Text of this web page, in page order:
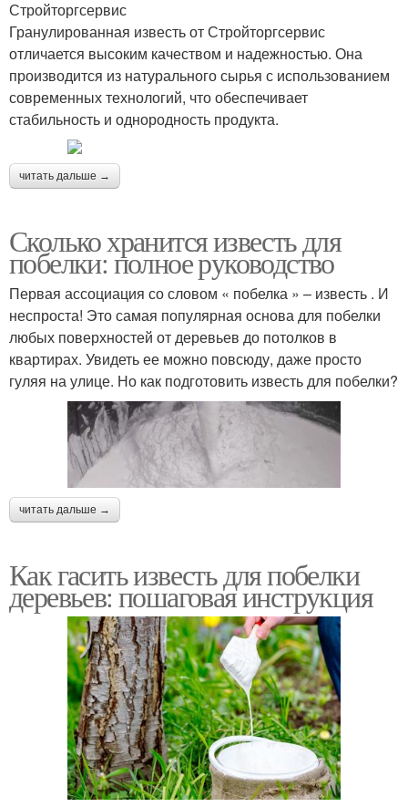
Стройторгсервис
Гранулированная известь от Стройторгсервис
отличается высоким качеством и надежностью. Она
производится из натурального сырья с использованием
современных технологий, что обеспечивает
стабильность и однородность продукта.
читать дальше →
Сколько хранится известь для
побелки: полное руководство
Первая ассоциация со словом « побелка » – известь . И
неспроста! Это самая популярная основа для побелки
любых поверхностей от деревьев до потолков в
квартирах. Увидеть ее можно повсюду, даже просто
гуляя на улице. Но как подготовить известь для побелки?
читать дальше →
Как гасить известь для побелки
деревьев: пошаговая инструкция